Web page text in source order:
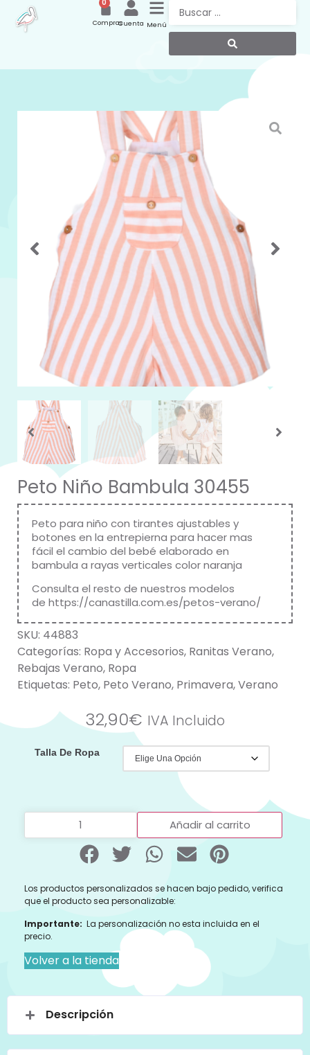
Menú
Cuenta
0
Compras
Peto Niño Bambula 30455
Peto para niño con tirantes ajustables y
botones en la entrepierna para hacer mas
fácil el cambio del bebé elaborado en
bambula a rayas verticales color naranja
Consulta el resto de nuestros modelos
de https://canastilla.com.es/petos-verano/
SKU: 44883
Categorías: Ropa y Accesorios, Ranitas Verano,
Rebajas Verano, Ropa
Etiquetas: Peto, Peto Verano, Primavera,Verano
32,90€ IVA Incluido
Talla De Ropa
Añadir al carrito
Los productos personalizados se hacen bajo pedido, verifica
que el producto sea personalizable:
Importante: La personalización no esta incluida en el
precio.
Volver a la tienda
Descripción